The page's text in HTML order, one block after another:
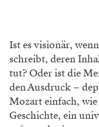
Ist es visionär,
schreibt, deren
tut? Oder ist die
denAusdruck –
Mozart einfach,
Geschichte, ein